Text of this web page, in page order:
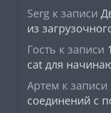
Serg к записи
из
Гость к записи
cat для
Артем к записи
соединений с